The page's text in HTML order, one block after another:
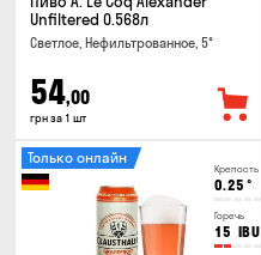
Unfiltered 0.568л
Светлое, Нефильтрованное, 5°
54,00
грн за 1 шт
Крепость
0.25 °
Горечь
15 IBU
Только онлайн